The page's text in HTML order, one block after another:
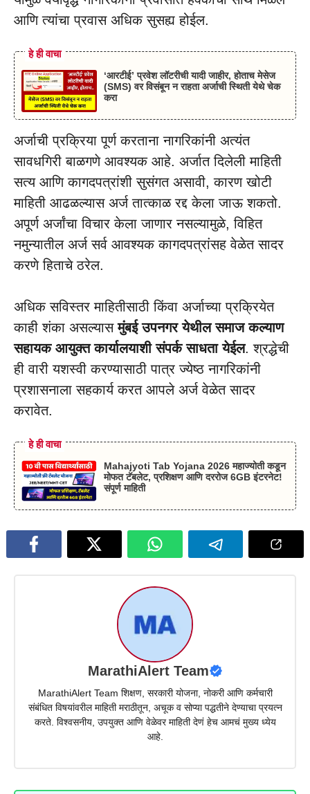
आणि त्यांचा प्रवास अधिक सुसह्य होईल.
हे ही वाचा
‘आरटीई’ प्रवेश लॉटरीची यादी जाहीर, होताच मेसेज
(SMS) वर विसंबून न राहता अर्जाची स्थिती येथे चेक
करा
अर्जाची प्रक्रिया पूर्ण करताना नागरिकांनी अत्यंत
सावधगिरी बाळगणे आवश्यक आहे. अर्जात दिलेली माहिती
सत्य आणि कागदपत्रांशी सुसंगत असावी, कारण खोटी
माहिती आढळल्यास अर्ज तात्काळ रद्द केला जाऊ शकतो.
अपूर्ण अर्जांचा विचार केला जाणार नसल्यामुळे, विहित
नमुन्यातील अर्ज सर्व आवश्यक कागदपत्रांसह वेळेत सादर
करणे हिताचे ठरेल.
अधिक सविस्तर माहितीसाठी किंवा अर्जाच्या प्रक्रियेत
काही शंका असल्यासमुंबई उपनगर येथील समाज कल्याण
सहायक आयुक्त कार्यालयाशी संपर्क साधता येईल. श्रद्धेची
ही वारी यशस्वी करण्यासाठी पात्र ज्येष्ठ नागरिकांनी
प्रशासनाला सहकार्य करत आपले अर्ज वेळेत सादर
करावेत.
हे ही वाचा
Mahajyoti Tab Yojana 2026 महाज्योती कडून
मोफत टॅबलेट, प्रशिक्षण आणि दररोज 6GB इंटरनेट!
संपूर्ण माहिती
MarathiAlert Team
MarathiAlert Team शिक्षण, सरकारी योजना, नोकरी आणि कर्मचारी
संबंधित विषयांवरील माहिती मराठीतून, अचूक व सोप्या पद्धतीने देण्याचा प्रयत्न
करते. विश्वसनीय, उपयुक्त आणि वेळेवर माहिती देणं हेच आमचं मुख्य ध्येय
आहे.